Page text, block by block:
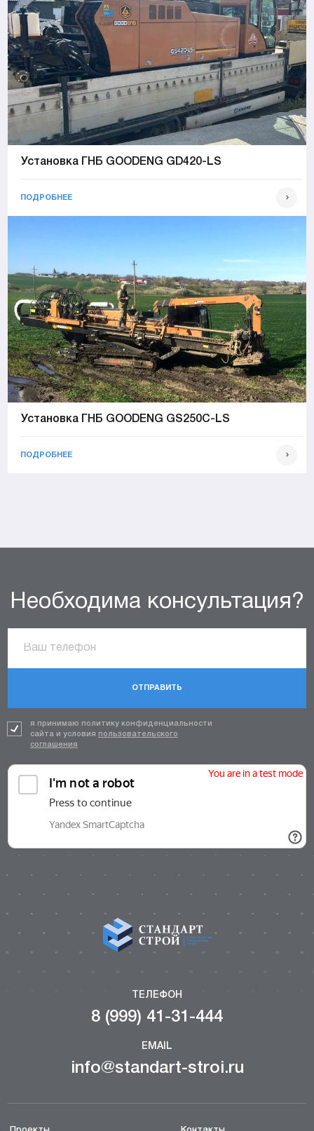
Установка ГНБ GOODENG GD420-LS
ПОДРОБНЕЕ
Установка ГНБ GOODENG GS250C-LS
ПОДРОБНЕЕ
Необходима консультация?
ОТПРАВИТЬ
я принимаю политику конфиденциальности
сайта и условия пользовательского
соглашения
ТЕЛЕФОН
8 (999) 41-31-444
EMAIL
info@standart-stroi.ru